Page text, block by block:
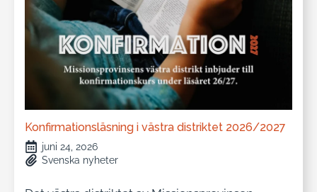
Konfirmationsläsning i västra distriktet 2026/2027
juni 24, 2026
Svenska nyheter